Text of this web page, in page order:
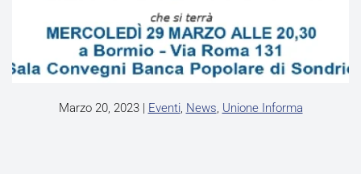
Marzo 20, 2023| Eventi, News, Unione Informa